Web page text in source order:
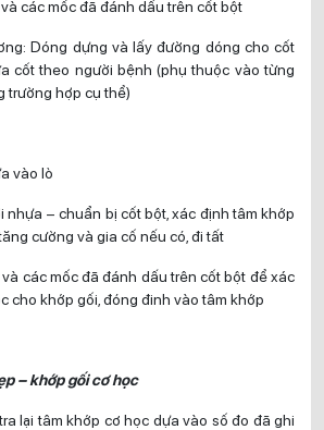
các mốc đã đánh dấu trên cốt bột
Dóng dựng và lấy đường dóng cho cốt
cốt theo người bệnh (phụ thuộc vào từng
trường hợp cụ thể)
vào lò
nhựa – chuẩn bị cốt bột, xác định tâm khớp
cường và gia cố nếu có, đi tất
các mốc đã đánh dấu trên cốt bột để xác
cho khớp gối, đóng đinh vào tâm khớp
– khớp gối cơ học
lại tâm khớp cơ học dựa vào số đo đã ghi